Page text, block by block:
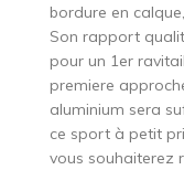
bordure en
Son rapport
pour un 1er
premiere
aluminium sera
ce sport à petit
vous souhaiterez